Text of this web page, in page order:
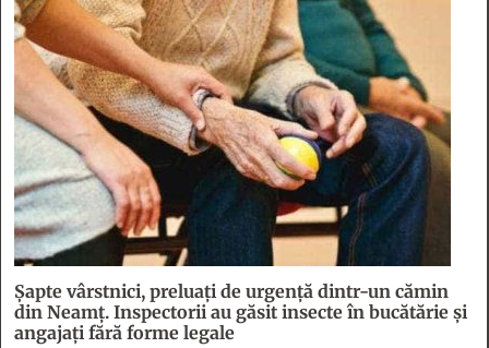
Șapte vârstnici, preluați de urgență dintr-un cămin
din Neamț. Inspectorii au găsit insecte în bucătărie și
angajați fără forme legale